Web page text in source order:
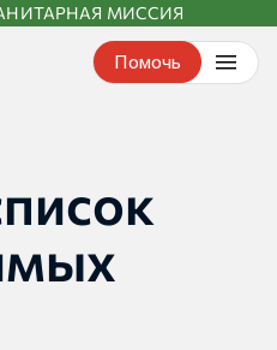
МИССИЯ
Помочь